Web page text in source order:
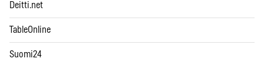
Deitti.net
TableOnline
Suomi24